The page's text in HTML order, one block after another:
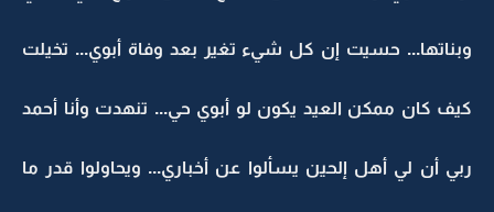
وبناتها... حسيت إن كل شيء تغير بعد وفاة أبوي... تخيلت
كيف كان ممكن العيد يكون لو أبوي حي... تنهدت وأنا أحمد
ربي أن لي أهل إلحين يسألوا عن أخباري... ويحاولوا قدر ما